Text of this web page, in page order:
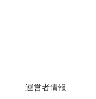
運営者情報